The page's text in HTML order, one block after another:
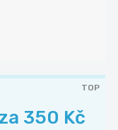
TOP
350 Kč